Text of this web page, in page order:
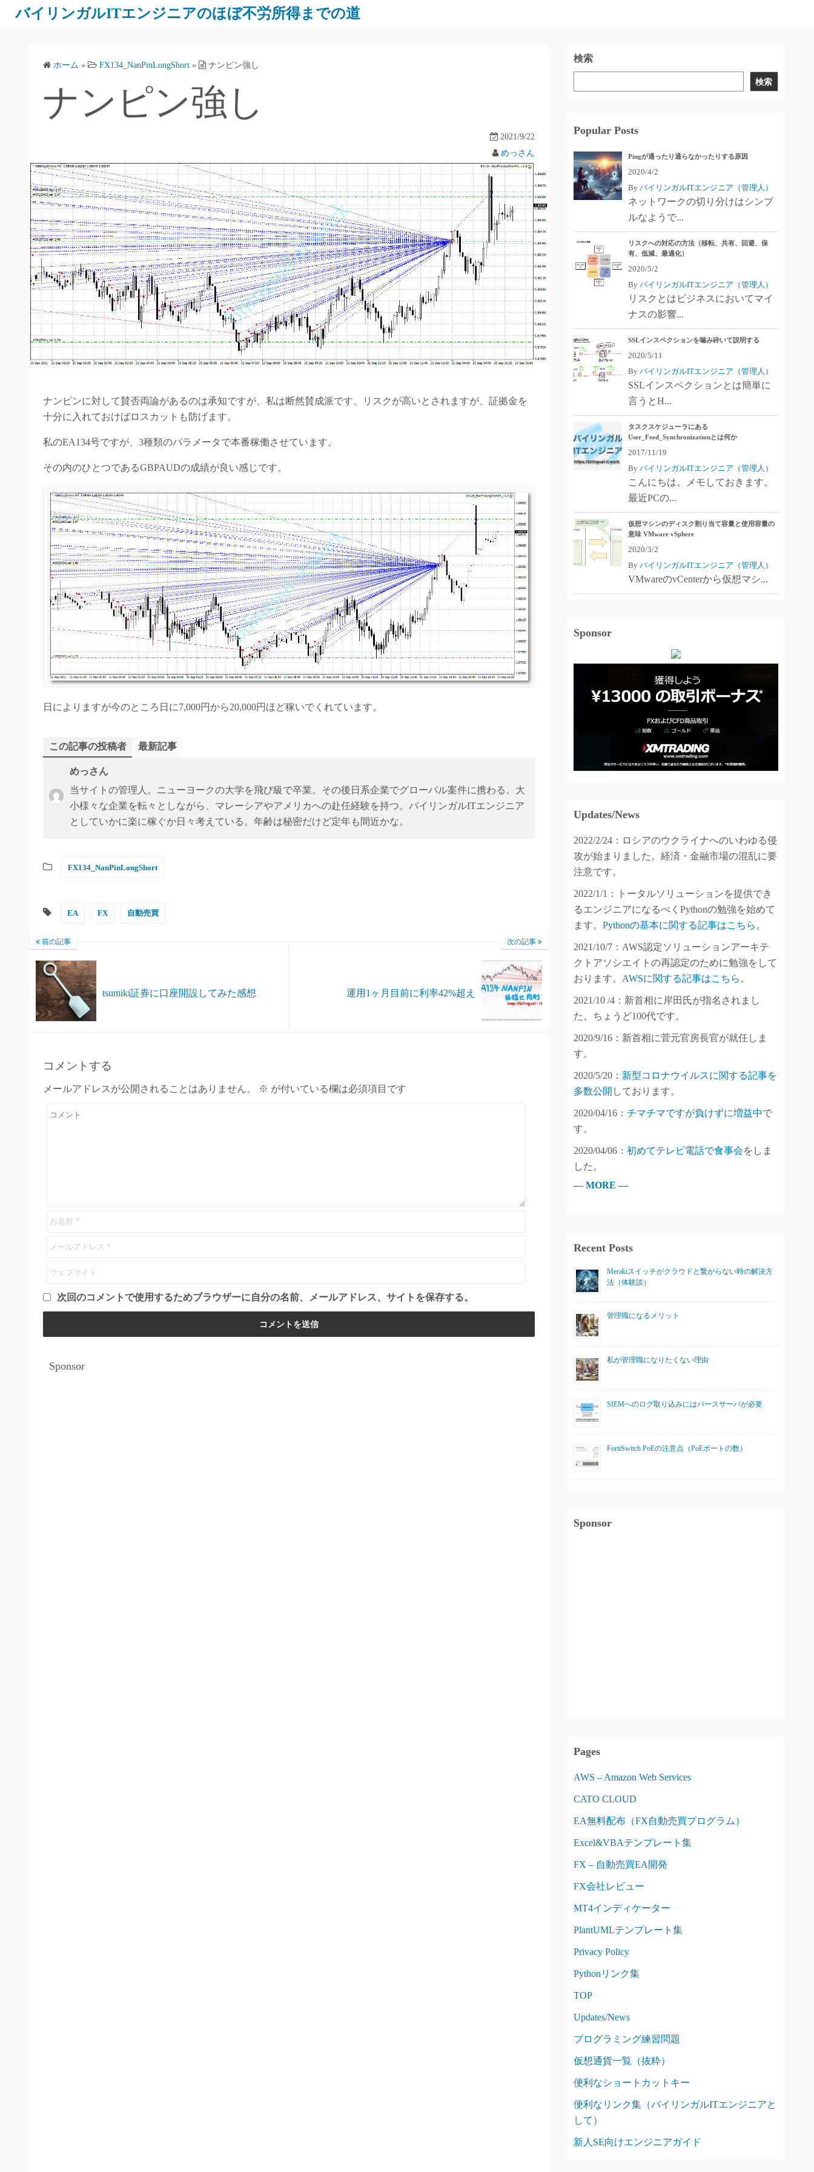
バイリンガルITエンジニアのほぼ不労所得までの道
ホーム » FX134_NanPinLongShort » ナンピン強し
ナンピン強し
2021/9/22
めっさん
ナンピンに対して賛否両論があるのは承知ですが、私は断然賛成派です。リスクが高いとされますが、証拠金を
十分に入れておけばロスカットも防げます。
私のEA134号ですが、3種類のパラメータで本番稼働させています。
その内のひとつであるGBPAUDの成績が良い感じです。
日によりますが今のところ日に7,000円から20,000円ほど稼いでくれています。
この記事の投稿者 最新記事
めっさん
当サイトの管理人。ニューヨークの大学を飛び級で卒業。その後日系企業でグローバル案件に携わる。大
小様々な企業を転々としながら、マレーシアやアメリカへの赴任経験を持つ。バイリンガルITエンジニア
としていかに楽に稼ぐか日々考えている。年齢は秘密だけど定年も間近かな。
FX134_NanPinLongShort
EA FX 自動売買
前の記事
tsumiki証券に口座開設してみた感想
次の記事
運用1ヶ月目前に利率42%超え
コメントする
メールアドレスが公開されることはありません。 ※ が付いている欄は必須項目です
次回のコメントで使用するためブラウザーに自分の名前、メールアドレス、サイトを保存する。
Sponsor
検索
検索
Popular Posts
Pingが通ったり通らなかったりする原因
2020/4/2
By バイリンガルITエンジニア（管理人）
ネットワークの切り分けはシンプ
ルなようで...
リスクへの対応の方法（移転、共有、回避、保
有、低減、最適化）
2020/5/2
By バイリンガルITエンジニア（管理人）
リスクとはビジネスにおいてマイ
ナスの影響...
SSLインスペクションを噛み砕いて説明する
2020/5/11
By バイリンガルITエンジニア（管理人）
SSLインスペクションとは簡単に
言うとH...
タスクスケジューラにある
User_Feed_Synchronizationとは何か
2017/11/19
By バイリンガルITエンジニア（管理人）
こんにちは。メモしておきます。
最近PCの...
仮想マシンのディスク割り当て容量と使用容量の
意味 VMware vSphere
2020/3/2
By バイリンガルITエンジニア（管理人）
VMwareのvCenterから仮想マシ...
Sponsor
Updates/News
2022/2/24：ロシアのウクライナへのいわゆる侵
攻が始まりました。経済・金融市場の混乱に要
注意です。
2022/1/1：トータルソリューションを提供でき
るエンジニアになるべくPythonの勉強を始めて
ます。 Pythonの基本に関する記事はこちら。
2021/10/7：AWS認定ソリューションアーキテ
クトアソシエイトの再認定のために勉強をして
おります。 AWSに関する記事はこちら。
2021/10 /4：新首相に岸田氏が指名されまし
た。ちょうど100代です。
2020/9/16：新首相に菅元官房長官が就任しま
す。
2020/5/20： 新型コロナウイルスに関する記事を
多数公開 しております。
2020/04/16： チマチマですが負けずに増益中で
す。
2020/04/06： 初めてテレビ電話で食事会をしま
した。
— MORE —
Recent Posts
Merakiスイッチがクラウドと繋がらない時の解決方
法（体験談）
管理職になるメリット
私が管理職になりたくない理由
SIEMへのログ取り込みにはパースサーバが必要
FortiSwitch PoEの注意点（PoEポートの数）
Sponsor
Pages
AWS – Amazon Web Services
CATO CLOUD
EA無料配布（FX自動売買プログラム）
Excel&VBAテンプレート集
FX – 自動売買EA開発
FX会社レビュー
MT4インディケーター
PlantUMLテンプレート集
Privacy Policy
Pythonリンク集
TOP
Updates/News
プログラミング練習問題
仮想通貨一覧（抜粋）
便利なショートカットキー
便利なリンク集（バイリンガルITエンジニアと
して）
新人SE向けエンジニアガイド